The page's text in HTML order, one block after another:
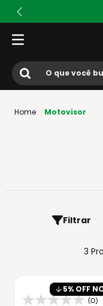
O que você busca?
jaqueta
capacete aberto
Motovisor
Filtrar
3
5% OFF
(0)